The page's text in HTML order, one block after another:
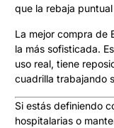
que la rebaja
La mejor compra de
la más sofisticada.
uso real, tiene
cuadrilla trabajando
Si estás definiendo
hospitalarias o